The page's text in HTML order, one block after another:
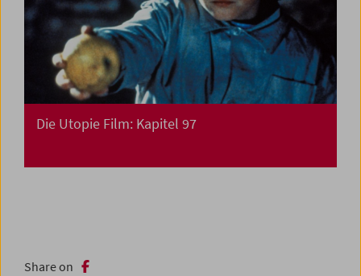
Die Utopie Film: Kapitel 97
Share on